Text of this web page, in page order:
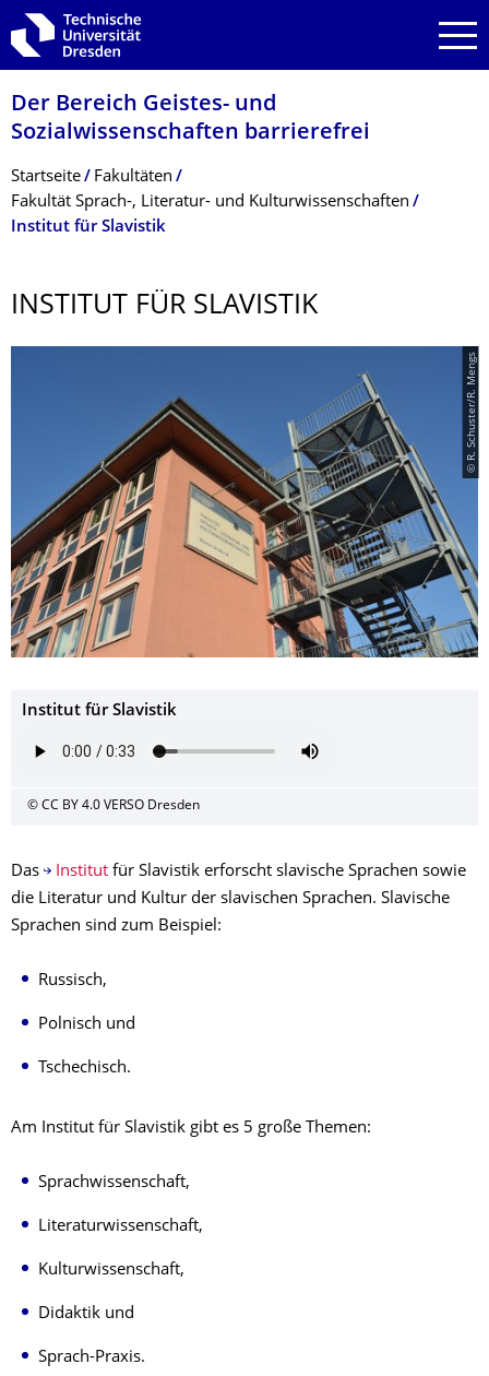
Zur Hauptnavigation springen
Zur Suche springen
Zum Inhalt springen
Der Bereich Geistes- und
Sozialwissenschaf­ten barrierefrei
Breadcrumb-Menü
Startseite
Fakultäten
Fakultät Sprach-, Literatur- und Kulturwissenschaften
Institut für Slavistik
INSTITUT FÜR SLAVISTIK
© R. Schuster/R. Mengs
Institut für Slavistik
© CC BY 4.0 VERSO Dresden
Das Institutfür Slavistik erforscht slavische Sprachen sowie
die Literatur und Kultur der slavischen Sprachen. Slavische
Sprachen sind zum Beispiel:
Russisch,
Polnisch und
Tschechisch.
Am Institut für Slavistik gibt es 5 große Themen:
Sprachwissenschaft,
Literaturwissenschaft,
Kulturwissenschaft,
Didaktik und
Sprach-Praxis.